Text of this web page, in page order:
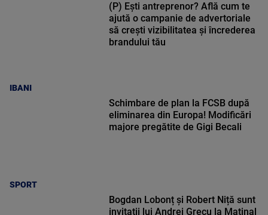
IBANI
(P) Ești antreprenor? Află cum te
ajută o campanie de advertoriale
să crești vizibilitatea și încrederea
brandului tău
SPORT
Schimbare de plan la FCSB după
eliminarea din Europa! Modificări
majore pregătite de Gigi Becali
Bogdan Lobonț și Robert Niță sunt
invitații lui Andrei Grecu la Matinal